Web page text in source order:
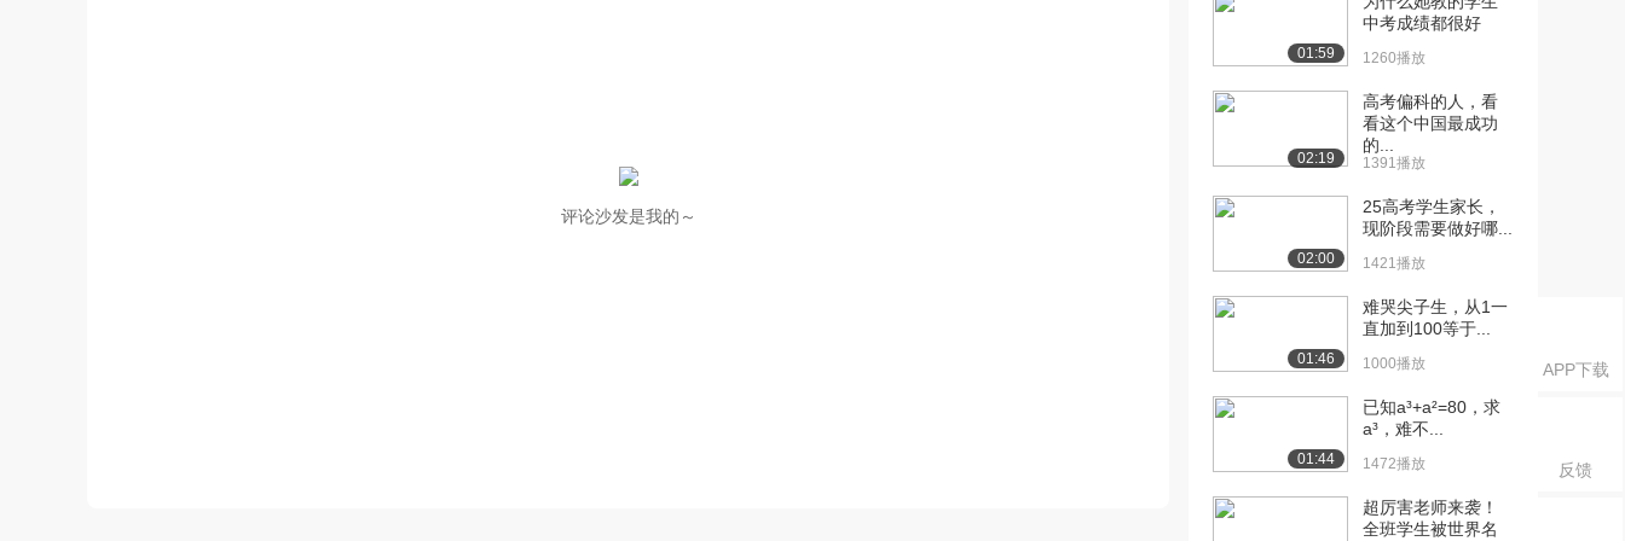
APP下载
反馈
评论沙发是我的～
01:59
中考成绩都很好
1260播放
02:19
高考偏科的人，看
看这个中国最成功
的...
1391播放
02:00
25高考学生家长，
现阶段需要做好哪...
1421播放
01:46
难哭尖子生，从1一
直加到100等于...
1000播放
01:44
已知a³+a²=80，求
a³，难不...
1472播放
超厉害老师来袭！
全班学生被世界名